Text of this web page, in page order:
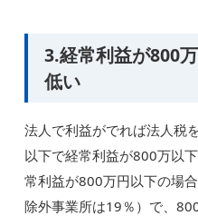
3.経常利益が800
低い
法人で利益がでれば法人税
以下で経常利益が800万以
常利益が800万円以下の場
除外事業所は19％）で、